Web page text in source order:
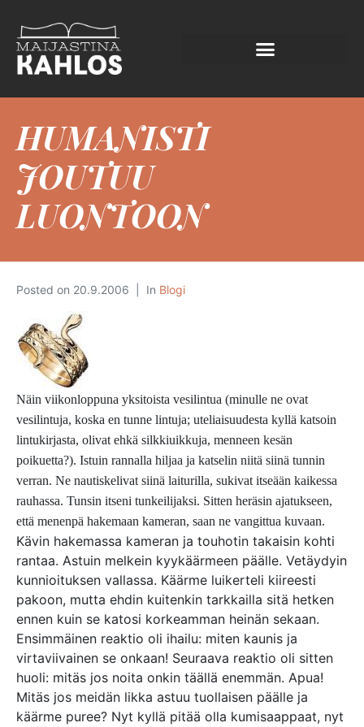
HUMANISTI
JOUTUU
LUONTOON
Posted on 20.9.2006 In Blogi
Näin viikonloppuna yksitoista vesilintua (minulle ne ovat
vesilintuja, koska en tunne lintuja; uteliaisuudesta kyllä katsoin
lintukirjasta, olivat ehkä silkkiuikkuja, menneen kesän
poikuetta?). Istuin rannalla hiljaa ja katselin niitä siinä tunnin
verran. Ne nautiskelivat siinä laiturilla, sukivat itseään kaikessa
rauhassa. Tunsin itseni tunkeilijaksi. Sitten heräsin ajatukseen,
että menenpä hakemaan kameran, saan ne vangittua kuvaan.
Kävin hakemassa kameran ja touhotin takaisin kohti
rantaa. Astuin melkein kyykäärmeen päälle. Vetäydyin
kunnioituksen vallassa. Käärme luikerteli kiireesti
pakoon, mutta ehdin kuitenkin tarkkailla sitä hetken
ennen kuin se katosi korkeamman heinän sekaan.
Ensimmäinen reaktio oli ihailu: miten kaunis ja
virtaviivainen se onkaan! Seuraava reaktio oli sitten
huoli: mitäs jos noita onkin täällä enemmän. Apua!
Mitäs jos meidän likka astuu tuollaisen päälle ja
käärme puree? Nyt kyllä pitää olla kumisaappaat, nyt